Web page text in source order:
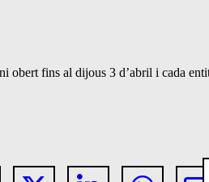
obert fins al dijous 3 d’abril i cada